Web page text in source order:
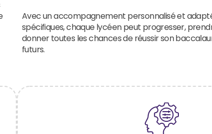
Avec un accompagnement personnalisé et
spécifiques, chaque lycéen peut progresser,
donner toutes les chances de réussir son
futurs.